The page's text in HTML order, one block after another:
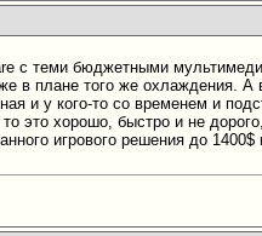
с теми бюджетными
в плане того же охлаждения. А
и у кого-то со временем и
это хорошо, быстро и не
игрового решения до